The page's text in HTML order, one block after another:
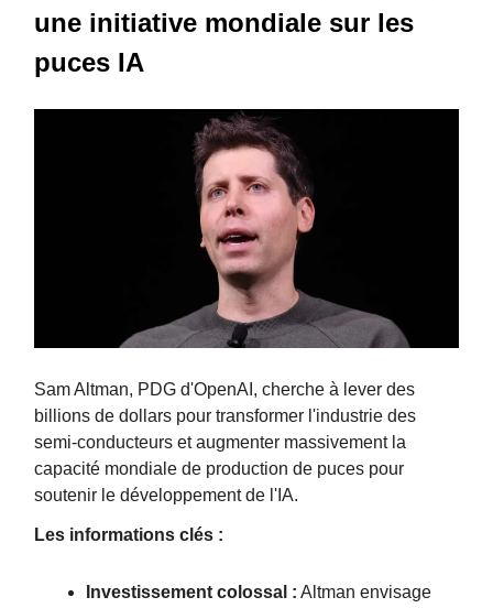
une initiative mondiale sur les
puces IA
Sam Altman, PDG d'OpenAI, cherche à lever des
billions de dollars pour transformer l'industrie des
semi-conducteurs et augmenter massivement la
capacité mondiale de production de puces pour
soutenir le développement de l'IA.
Les informations clés :
Investissement colossal : Altman envisage